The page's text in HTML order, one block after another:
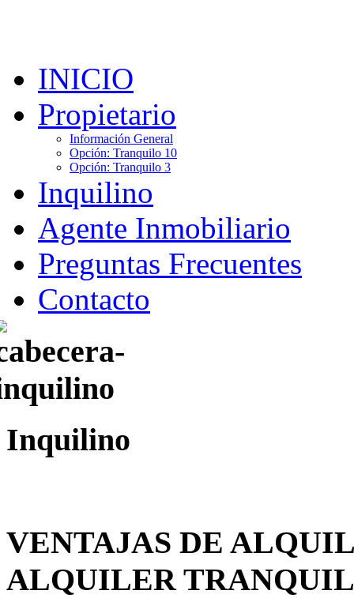
INICIO
Propietario
Información General
Opción: Tranquilo 10
Opción: Tranquilo 3
Inquilino
Agente Inmobiliario
Preguntas Frecuentes
Contacto
Inquilino
VENTAJAS DE
ALQUILER